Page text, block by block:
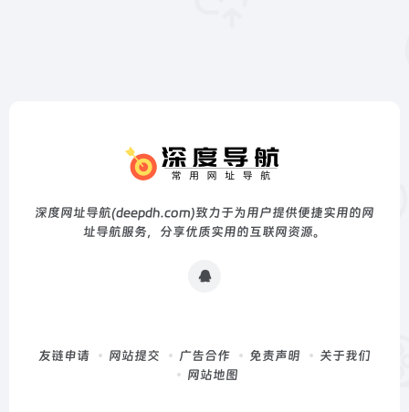
深度网址导航(deepdh.com)致力于为用户提供便捷实用的网
址导航服务，分享优质实用的互联网资源。
友链申请 网站提交 广告合作 免责声明
关于我们
网站地图